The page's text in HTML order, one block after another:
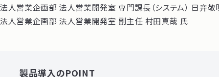
法人営業企画部 法人営業開発室 専門課長（システム） 日竎敬
法人営業企画部 法人営業開発室 副主任 村田真哉 氏
製品導入のPOINT